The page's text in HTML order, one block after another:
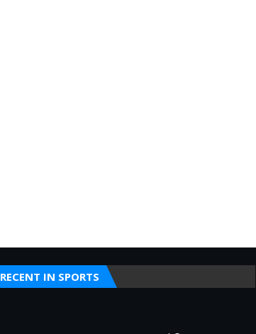
RECENT IN SPORTS